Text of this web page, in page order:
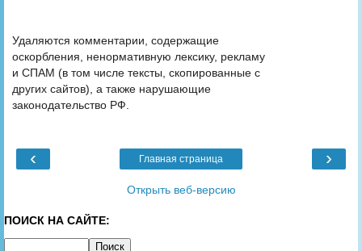
Удаляются комментарии, содержащие
оскорбления, ненормативную лексику, рекламу
и СПАМ (в том числе тексты, скопированные с
других сайтов), а также нарушающие
законодательство РФ.
‹ ›
Главная страница
Открыть веб-версию
ПОИСК НА САЙТЕ: